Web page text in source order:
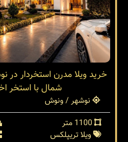
خرید ویلا مدرن استخردار در
شمال با استخر
نوشهر / ونوش
ویلا تریپلکس